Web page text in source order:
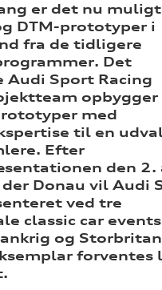
er det nu
DTM-prototyper i
fra de tidligere
Det
Audi Sport Racing
opbygger
med
til en
Efter
den 2.
Donau vil Audi
ved tre
classic car
og
forventes